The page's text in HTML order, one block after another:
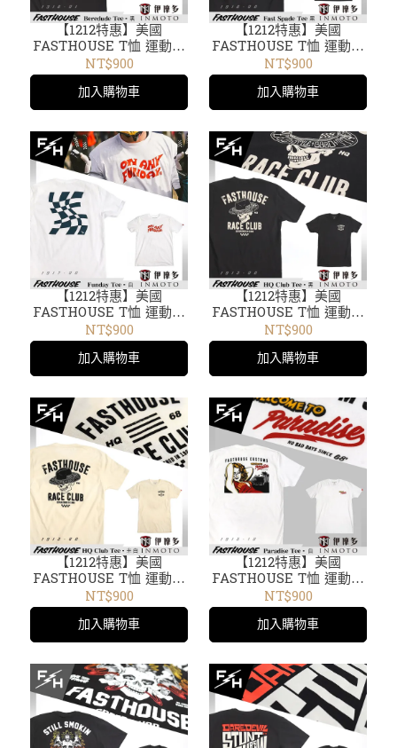
【1212特惠】美國
FASTHOUSE T恤 運動剪
裁 短袖 圓領 騎車出遊
Beredude Tee 1316-01黑
NT$900
加入購物車
【1212特惠】美國
FASTHOUSE T恤 運動剪
裁 短袖 圓領 騎車出遊
Fast Spade黑1916-00
NT$900
加入購物車
【1212特惠】美國
FASTHOUSE T恤 運動剪
裁 短袖 圓領 騎車出遊
Funday Tee白1917-00
NT$900
加入購物車
【1212特惠】美國
FASTHOUSE T恤 運動剪
裁 短袖 圓領 騎車出遊HQ
Club Tee 1913-00黑
NT$900
加入購物車
【1212特惠】美國
FASTHOUSE T恤 運動剪
裁 短袖 圓領 騎車出遊HQ
Club Tee 1913-60米白
NT$900
加入購物車
【1212特惠】美國
FASTHOUSE T恤 運動剪
裁 短袖 圓領 騎車出遊
Paradise Tee白1915-10
NT$900
加入購物車